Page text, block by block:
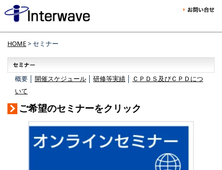
HOME> セミナー
概要 │ 開催スケジュール 研修等実績
ＣＰＤＳ及びＣＰＤにつ
いて
ご希望のセミナーをクリック